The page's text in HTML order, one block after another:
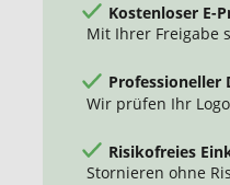
Kostenloser E-
Mit Ihrer Freigabe
Professioneller
Wir prüfen Ihr
Risikofreies
Stornieren ohne